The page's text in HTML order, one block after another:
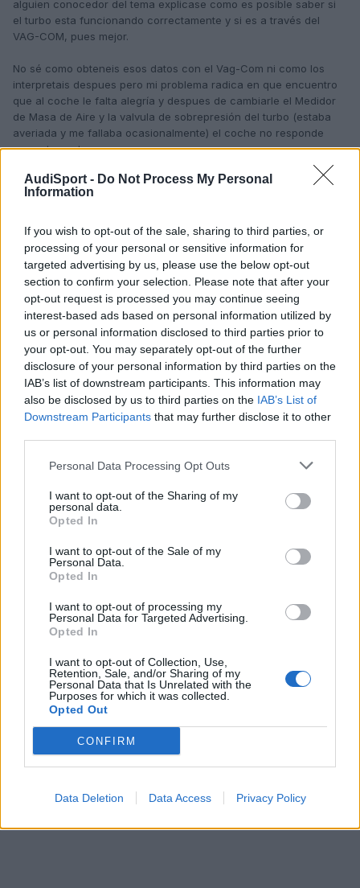
AudiSport - Do Not Process My Personal
Information
If you wish to opt-out of the sale, sharing to third parties, or
processing of your personal or sensitive information for
targeted advertising by us, please use the below opt-out
section to confirm your selection. Please note that after your
opt-out request is processed you may continue seeing
interest-based ads based on personal information utilized by
us or personal information disclosed to third parties prior to
your opt-out. You may separately opt-out of the further
disclosure of your personal information by third parties on the
IAB’s list of downstream participants. This information may
also be disclosed by us to third parties on the IAB’s List of
Downstream Participants that may further disclose it to other
Personal Data Processing Opt Outs
I want to opt-out of the Sharing of my
personal data.
Opted In
I want to opt-out of the Sale of my
Personal Data.
Opted In
I want to opt-out of processing my
Personal Data for Targeted Advertising.
Opted In
I want to opt-out of Collection, Use,
Retention, Sale, and/or Sharing of my
Personal Data that Is Unrelated with the
Purposes for which it was collected.
Opted Out
CONFIRM
Data Deletion Data Access Privacy Policy
alguien conocedor del tema explicase como es posible saber si
el turbo esta funcionando correctamente y si es a través del
VAG-COM, pues mejor.
No sé como obteneis esos datos con el Vag-Com ni como los
interpretais despues pero mi problema radica en que encuentro
que al coche le falta alegría y despues de cambiarle el Medidor
de Masa de Aire y la valvula de sobrepresión del turbo (estaba
averiada y me fallaba ocasionalmente) el coche no responde
correctamente.
En la casa, cuando me cambiarón la valvula de sobrepresión, me
dijerón que habían desmontado también el catalizador pero que
Los sintomas basicamente son los siguientes. El coche por
autopista desarrolla bien toda su velocidad punta, pero le noto
que alrededor de las 2400 rpm, el coche se viene a bajo y tarda
en recuperarse, lo que me ocasiona problemas al efectuar
adelantamientos en carretera.
He comprobado la existencia de alguna fuga y no la he
encontrado (en la casa AUDI tampoco).
Todo ello me hace pensar que pueda tratarse del Turbo, pero
antes de meterme en mas gastos, agracecería si alguno sabe
como comprobarlo con el VAG-COm, aunque sea de forma
aproximada, pues que explique como.
Por cierto, se trata de un A4 1.9 110cv
Gracias y perdonad por el ladrillo.
Responder